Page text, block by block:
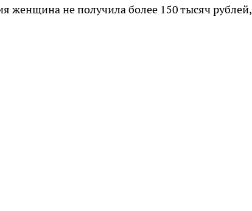
женщина не получила более 150 тысяч рублей,